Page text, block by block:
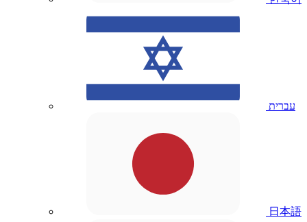
עברית
日本語